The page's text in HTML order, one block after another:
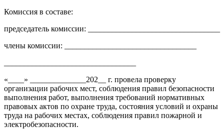
Комиссия в составе:
председатель комиссии: _________________________________
члены комиссии: _________________________________
«____» ______________202__ г. провела проверку
организации рабочих мест, соблюдения правил безопасности
выполнения работ, выполнения требований нормативных
правовых актов по охране труда, состояния условий и охраны
труда на рабочих местах, соблюдения правил пожарной и
электробезопасности.